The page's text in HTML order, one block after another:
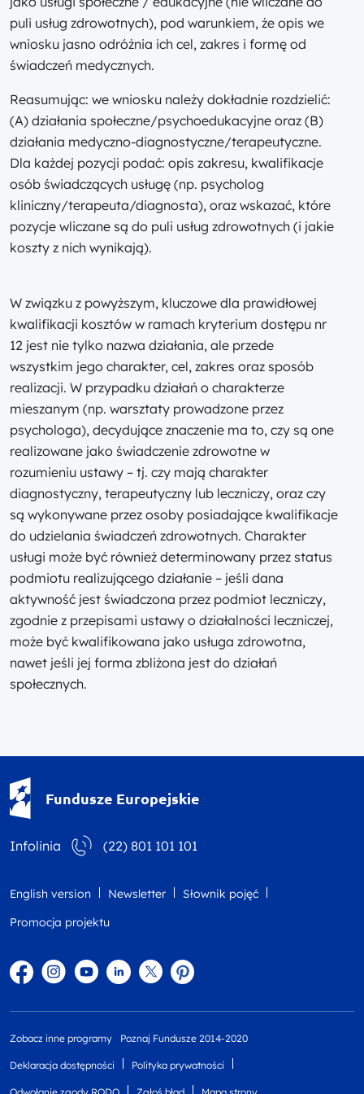
puli usług zdrowotnych), pod warunkiem, że opis we
wniosku jasno odróżnia ich cel, zakres i formę od
świadczeń medycznych.
Reasumując: we wniosku należy dokładnie rozdzielić:
(A) działania społeczne/psychoedukacyjne oraz (B)
działania medyczno-diagnostyczne/terapeutyczne.
Dla każdej pozycji podać: opis zakresu, kwalifikacje
osób świadczących usługę (np. psycholog
kliniczny/terapeuta/diagnosta), oraz wskazać, które
pozycje wliczane są do puli usług zdrowotnych (i jakie
koszty z nich wynikają).
W związku z powyższym, kluczowe dla prawidłowej
kwalifikacji kosztów w ramach kryterium dostępu nr
12 jest nie tylko nazwa działania, ale przede
wszystkim jego charakter, cel, zakres oraz sposób
realizacji. W przypadku działań o charakterze
mieszanym (np. warsztaty prowadzone przez
psychologa), decydujące znaczenie ma to, czy są one
realizowane jako świadczenie zdrowotne w
rozumieniu ustawy – tj. czy mają charakter
diagnostyczny, terapeutyczny lub leczniczy, oraz czy
są wykonywane przez osoby posiadające kwalifikacje
do udzielania świadczeń zdrowotnych. Charakter
usługi może być również determinowany przez status
podmiotu realizującego działanie – jeśli dana
aktywność jest świadczona przez podmiot leczniczy,
zgodnie z przepisami ustawy o działalności leczniczej,
może być kwalifikowana jako usługa zdrowotna,
nawet jeśli jej forma zbliżona jest do działań
społecznych.
Fundusze Europejskie
Infolinia (22) 801 101 101
English version Newsletter
Słownik pojęć
Promocja projektu
FacebookInstagram
YouTubeLinkedintwitterPinterest
Zobacz inne programy Poznaj Fundusze 2014-2020
Deklaracja dostępności Polityka prywatności